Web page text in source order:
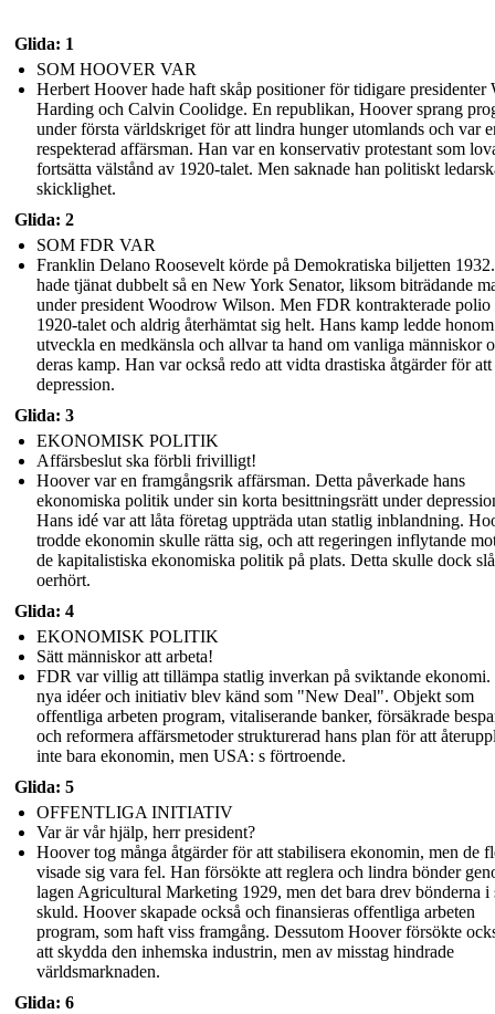
Glida: 1
SOM HOOVER VAR
Herbert Hoover hade haft skåp positioner för tidigare presidenter
Harding och Calvin Coolidge. En republikan, Hoover sprang
under första världskriget för att lindra hunger utomlands och var
respekterad affärsman. Han var en konservativ protestant som
fortsätta välstånd av 1920-talet. Men saknade han politiskt
skicklighet.
Glida: 2
SOM FDR VAR
Franklin Delano Roosevelt körde på Demokratiska biljetten
hade tjänat dubbelt så en New York Senator, liksom biträdande
under president Woodrow Wilson. Men FDR kontrakterade polio
1920-talet och aldrig återhämtat sig helt. Hans kamp ledde
utveckla en medkänsla och allvar ta hand om vanliga människor
deras kamp. Han var också redo att vidta drastiska åtgärder för att
depression.
Glida: 3
EKONOMISK POLITIK
Affärsbeslut ska förbli frivilligt!
Hoover var en framgångsrik affärsman. Detta påverkade hans
ekonomiska politik under sin korta besittningsrätt under
Hans idé var att låta företag uppträda utan statlig inblandning.
trodde ekonomin skulle rätta sig, och att regeringen inflytande
de kapitalistiska ekonomiska politik på plats. Detta skulle dock slå
oerhört.
Glida: 4
EKONOMISK POLITIK
Sätt människor att arbeta!
FDR var villig att tillämpa statlig inverkan på sviktande
nya idéer och initiativ blev känd som "New Deal". Objekt som
offentliga arbeten program, vitaliserande banker, försäkrade
och reformera affärsmetoder strukturerad hans plan för att
inte bara ekonomin, men USA: s förtroende.
Glida: 5
OFFENTLIGA INITIATIV
Var är vår hjälp, herr president?
Hoover tog många åtgärder för att stabilisera ekonomin, men de
visade sig vara fel. Han försökte att reglera och lindra bönder
lagen Agricultural Marketing 1929, men det bara drev bönderna i
skuld. Hoover skapade också och finansieras offentliga arbeten
program, som haft viss framgång. Dessutom Hoover försökte
att skydda den inhemska industrin, men av misstag hindrade
världsmarknaden.
Glida: 6